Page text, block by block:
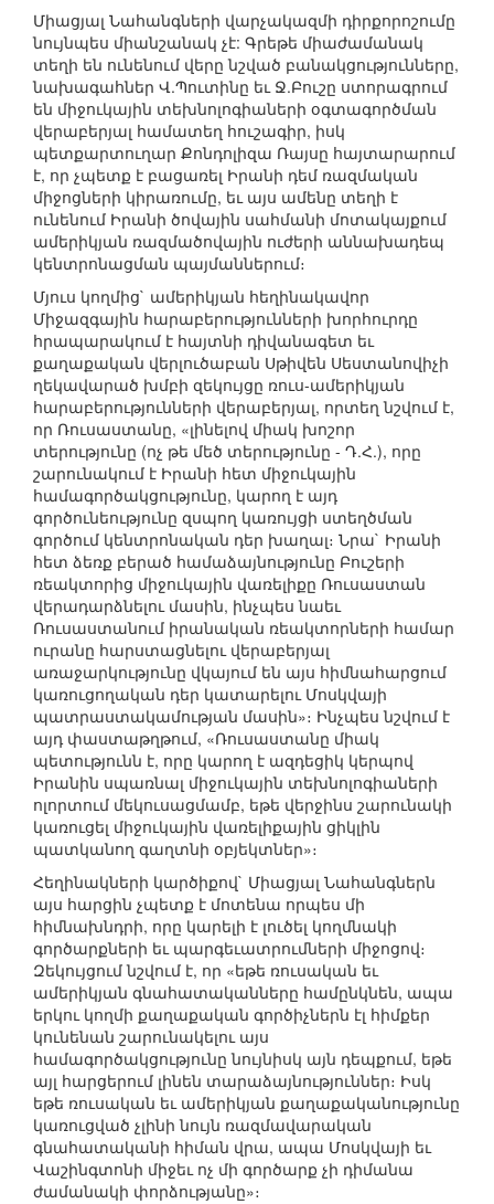
Միացյալ Նահանգների վարչակազմի դիրքորոշումը
նույնպես միանշանակ չէ: Գրեթե միաժամանակ
տեղի են ունենում վերը նշված բանակցությունները,
նախագահներ Վ.Պուտինը եւ Ջ.Բուշը ստորագրում
են միջուկային տեխնոլոգիաների օգտագործման
վերաբերյալ համատեղ հուշագիր, իսկ
պետքարտուղար Քոնդոլիզա Ռայսը հայտարարում
է, որ չպետք է բացառել Իրանի դեմ ռազմական
միջոցների կիրառումը, եւ այս ամենը տեղի է
ունենում Իրանի ծովային սահմանի մոտակայքում
ամերիկյան ռազմածովային ուժերի աննախադեպ
կենտրոնացման պայմաններում։
Մյուս կողմից` ամերիկյան հեղինակավոր
Միջազգային հարաբերությունների խորհուրդը
հրապարակում է հայտնի դիվանագետ եւ
քաղաքական վերլուծաբան Սթիվեն Սեստանովիչի
ղեկավարած խմբի զեկույցը ռուս-ամերիկյան
հարաբերությունների վերաբերյալ, որտեղ նշվում է,
որ Ռուսաստանը, «լինելով միակ խոշոր
տերությունը (ոչ թե մեծ տերությունը - Դ.Հ.), որը
շարունակում է Իրանի հետ միջուկային
համագործակցությունը, կարող է այդ
գործունեությունը զսպող կառույցի ստեղծման
գործում կենտրոնական դեր խաղալ։ Նրա` Իրանի
հետ ձեռք բերած համաձայնությունը Բուշերի
ռեակտորից միջուկային վառելիքը Ռուսաստան
վերադարձնելու մասին, ինչպես նաեւ
Ռուսաստանում իրանական ռեակտորների համար
ուրանը հարստացնելու վերաբերյալ
առաջարկությունը վկայում են այս հիմնահարցում
կառուցողական դեր կատարելու Մոսկվայի
պատրաստակամության մասին»։ Ինչպես նշվում է
այդ փաստաթղթում, «Ռուսաստանը միակ
պետությունն է, որը կարող է ազդեցիկ կերպով
Իրանին սպառնալ միջուկային տեխնոլոգիաների
ոլորտում մեկուսացմամբ, եթե վերջինս շարունակի
կառուցել միջուկային վառելիքային ցիկլին
պատկանող գաղտնի օբյեկտներ»։
Հեղինակների կարծիքով` Միացյալ Նահանգներն
այս հարցին չպետք է մոտենա որպես մի
հիմնախնդրի, որը կարելի է լուծել կողմնակի
գործարքների եւ պարգեւատրումների միջոցով։
Զեկույցում նշվում է, որ «եթե ռուսական եւ
ամերիկյան գնահատականները համընկնեն, ապա
երկու կողմի քաղաքական գործիչներն էլ հիմքեր
կունենան շարունակելու այս
համագործակցությունը նույնիսկ այն դեպքում, եթե
այլ հարցերում լինեն տարաձայնություններ։ Իսկ
եթե ռուսական եւ ամերիկյան քաղաքականությունը
կառուցված չլինի նույն ռազմավարական
գնահատականի հիման վրա, ապա Մոսկվայի եւ
Վաշինգտոնի միջեւ ոչ մի գործարք չի դիմանա
ժամանակի փորձությանը»։